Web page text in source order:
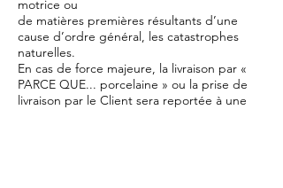
motrice ou
de matières premières résultants d’une
cause d’ordre général, les catastrophes
naturelles.
En cas de force majeure, la livraison par «
PARCE QUE... porcelaine » ou la prise de
livraison par le Client sera reportée à une